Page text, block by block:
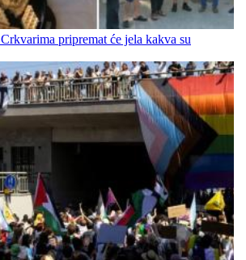
pripremat će jela kakva su